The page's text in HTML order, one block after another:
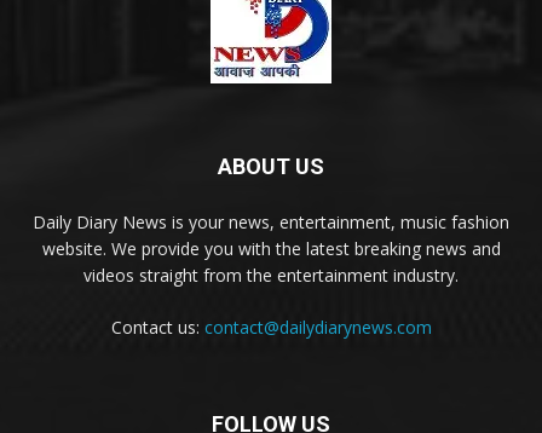
ABOUT US
Daily Diary News is your news, entertainment, music fashion
website. We provide you with the latest breaking news and
videos straight from the entertainment industry.
Contact us: contact@dailydiarynews.com
FOLLOW US